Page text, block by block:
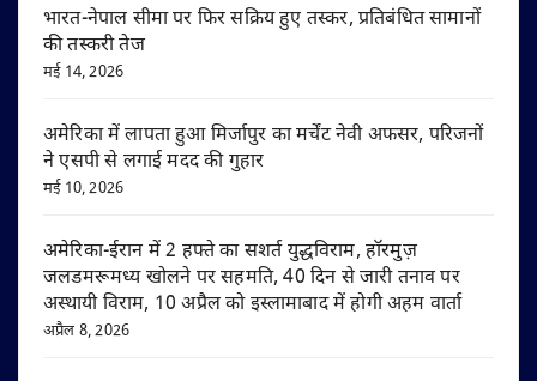
भारत-नेपाल सीमा पर फिर सक्रिय हुए तस्कर, प्रतिबंधित सामानों
की तस्करी तेज
मई 14, 2026
अमेरिका में लापता हुआ मिर्जापुर का मर्चेंट नेवी अफसर, परिजनों
ने एसपी से लगाई मदद की गुहार
मई 10, 2026
अमेरिका-ईरान में 2 हफ्ते का सशर्त युद्धविराम, हॉरमुज़
जलडमरूमध्य खोलने पर सहमति, 40 दिन से जारी तनाव पर
अस्थायी विराम, 10 अप्रैल को इस्लामाबाद में होगी अहम वार्ता
अप्रैल 8, 2026